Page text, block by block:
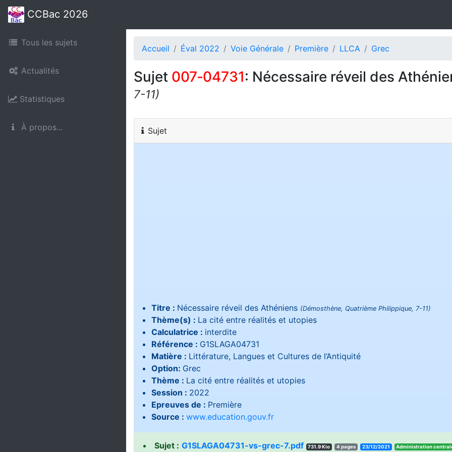
CCBac 2026
Tous les sujets
Actualités
Statistiques
À propos...
Accueil Éval 2022 Voie Générale Première LLCA Grec
Sujet 007‑04731: Nécessaire réveil des
7-11)
Sujet
Titre : Nécessaire réveil des Athéniens (Démosthène, Quatrième Philippique, 7-11)
Thème(s) : La cité entre réalités et utopies
Calculatrice : interdite
Référence : G1SLAGA04731
Matière : Littérature, Langues et Cultures de l’Antiquité
Option: Grec
Thème : La cité entre réalités et utopies
Session : 2022
Epreuves de : Première
Source : www.education.gouv.fr
Sujet : G1SLAGA04731-vs-grec-7.pdf 731.9 Kio 4 pages 23/12/2021 elartnec